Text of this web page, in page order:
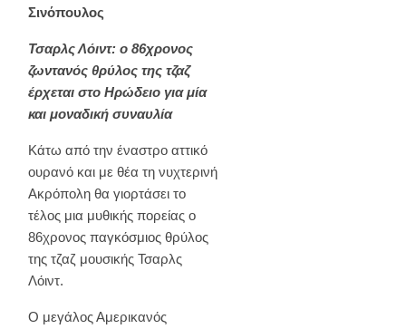
Σινόπουλος
Τσαρλς Λόιντ: ο 86χρονος
ζωντανός θρύλος της τζαζ
έρχεται στο Ηρώδειο για μία
και μοναδική συναυλία
Κάτω από την έναστρο αττικό
ουρανό και με θέα τη νυχτερινή
Ακρόπολη θα γιορτάσει το
τέλος μια μυθικής πορείας ο
86χρονος παγκόσμιος θρύλος
της τζαζ μουσικής Τσαρλς
Λόιντ.
Ο μεγάλος Αμερικανός